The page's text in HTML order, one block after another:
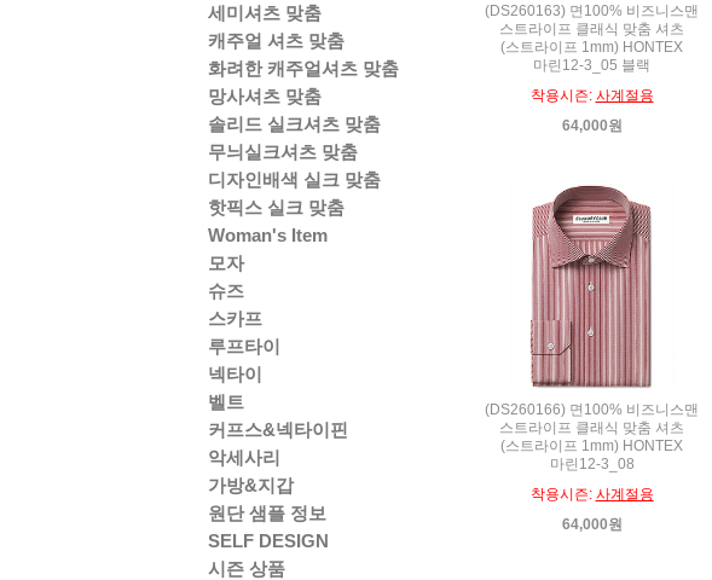
세미셔츠 맞춤
캐주얼 셔츠 맞춤
화려한 캐주얼셔츠 맞춤
망사셔츠 맞춤
솔리드 실크셔츠 맞춤
무늬실크셔츠 맞춤
디자인배색 실크 맞춤
핫픽스 실크 맞춤
Woman's Item
모자
슈즈
스카프
루프타이
넥타이
벨트
커프스&넥타이핀
악세사리
가방&지갑
원단 샘플 정보
SELF DESIGN
시즌 상품
(DS260163) 면100% 비즈니스맨
스트라이프 클래식 맞춤 셔츠
(스트라이프 1mm) HONTEX
마린12-3_05 블랙
착용시즌: 사계절용
64,000원
(DS260166) 면100% 비즈니스맨
스트라이프 클래식 맞춤 셔츠
(스트라이프 1mm) HONTEX
마린12-3_08
착용시즌: 사계절용
64,000원